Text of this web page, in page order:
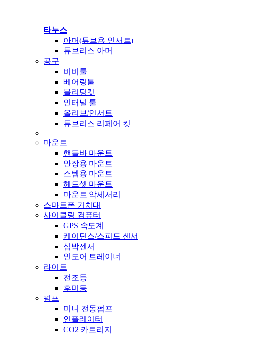
타누스
아머(튜브용 인서트)
튜브리스 아머
공구
비비툴
베어링툴
블리딩킷
인터널 툴
올리브/인서트
튜브리스 리페어 킷
마운트
핸들바 마운트
안장용 마운트
스템용 마운트
헤드셋 마운트
마운트 악세서리
스마트폰 거치대
사이클링 컴퓨터
GPS 속도계
케이던스/스피드 센서
심박센서
인도어 트레이너
라이트
전조등
후미등
펌프
미니 전동펌프
인플레이터
CO2 카트리지